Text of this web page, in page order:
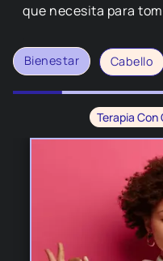
que necesita para
Bienestar Cabello
Terapia